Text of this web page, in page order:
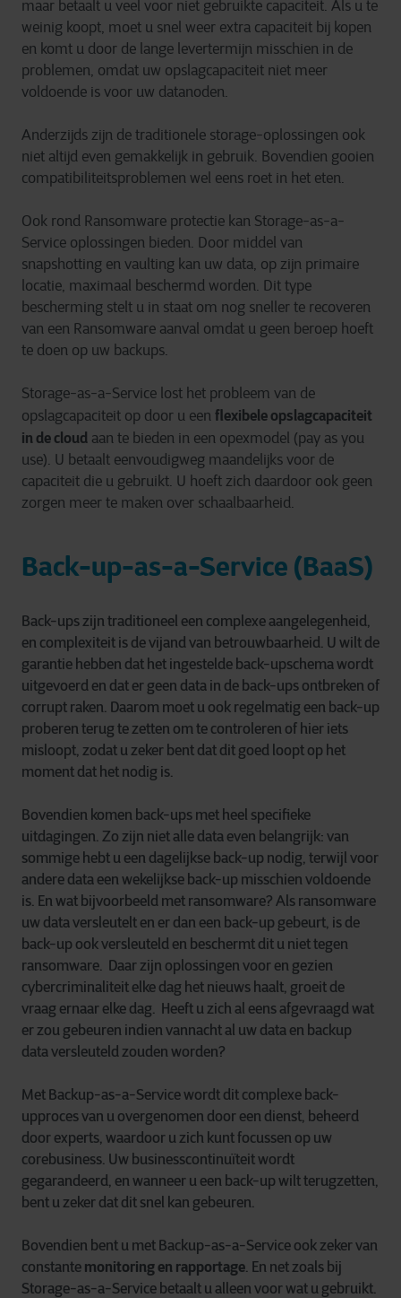
maar betaalt u veel voor niet gebruikte capaciteit. Als u te
weinig koopt, moet u snel weer extra capaciteit bij kopen
en komt u door de lange levertermijn misschien in de
problemen, omdat uw opslagcapaciteit niet meer
voldoende is voor uw datanoden.
Anderzijds zijn de traditionele storage-oplossingen ook
niet altijd even gemakkelijk in gebruik. Bovendien gooien
compatibiliteitsproblemen wel eens roet in het eten.
Ook rond Ransomware protectie kan Storage-as-a-
Service oplossingen bieden. Door middel van
snapshotting en vaulting kan uw data, op zijn primaire
locatie, maximaal beschermd worden. Dit type
bescherming stelt u in staat om nog sneller te recoveren
van een Ransomware aanval omdat u geen beroep hoeft
te doen op uw backups.
Storage-as-a-Service lost het probleem van de
opslagcapaciteit op door u een flexibele opslagcapaciteit
in de cloud aan te bieden in een opexmodel (pay as you
use). U betaalt eenvoudigweg maandelijks voor de
capaciteit die u gebruikt. U hoeft zich daardoor ook geen
zorgen meer te maken over schaalbaarheid.
Back-up-as-a-Service (BaaS)
Back-ups zijn traditioneel een complexe aangelegenheid,
en complexiteit is de vijand van betrouwbaarheid. U wilt de
garantie hebben dat het ingestelde back-upschema wordt
uitgevoerd en dat er geen data in de back-ups ontbreken of
corrupt raken. Daarom moet u ook regelmatig een back-up
proberen terug te zetten om te controleren of hier iets
misloopt, zodat u zeker bent dat dit goed loopt op het
moment dat het nodig is.
Bovendien komen back-ups met heel specifieke
uitdagingen. Zo zijn niet alle data even belangrijk: van
sommige hebt u een dagelijkse back-up nodig, terwijl voor
andere data een wekelijkse back-up misschien voldoende
is. En wat bijvoorbeeld met ransomware? Als ransomware
uw data versleutelt en er dan een back-up gebeurt, is de
back-up ook versleuteld en beschermt dit u niet tegen
ransomware. Daar zijn oplossingen voor en gezien
cybercriminaliteit elke dag het nieuws haalt, groeit de
vraag ernaar elke dag. Heeft u zich al eens afgevraagd wat
er zou gebeuren indien vannacht al uw data en backup
data versleuteld zouden worden?
Met Backup-as-a-Service wordt dit complexe back-
upproces van u overgenomen door een dienst, beheerd
door experts, waardoor u zich kunt focussen op uw
corebusiness. Uw businesscontinuïteit wordt
gegarandeerd, en wanneer u een back-up wilt terugzetten,
bent u zeker dat dit snel kan gebeuren.
Bovendien bent u met Backup-as-a-Service ook zeker van
constante monitoring en rapportage. En net zoals bij
Storage-as-a-Service betaalt u alleen voor wat u gebruikt.